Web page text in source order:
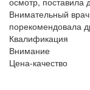
Внимательный
порекомендовала
Квалификация
Внимание
Цена-качество